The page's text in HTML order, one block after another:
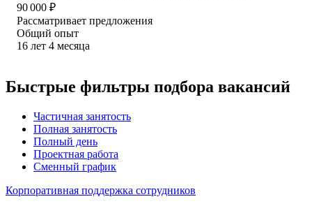
90 000 ₽
Рассматривает предложения
Общий опыт
16 лет 4 месяца
Быстрые фильтры подбора вакансий
Частичная занятость
Полная занятость
Полный день
Проектная работа
Сменный график
Корпоративная поддержка сотрудников